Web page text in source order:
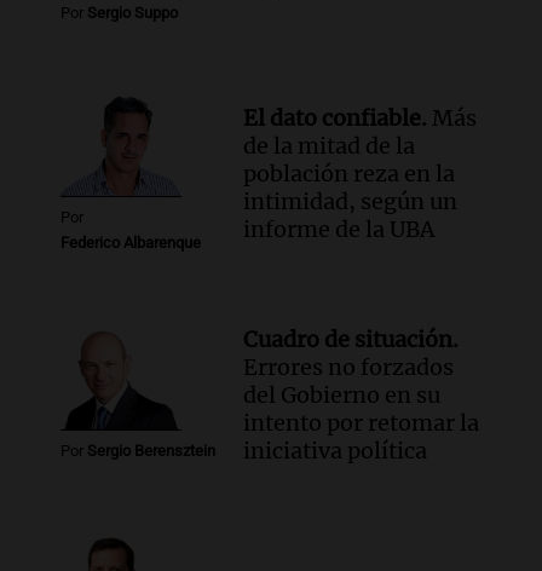
Por Sergio Suppo
Por
Federico Albarenque
El dato confiable. Más
de la mitad de la
población reza en la
intimidad, según un
informe de la UBA
Por Sergio Berensztein
Cuadro de situación.
Errores no forzados
del Gobierno en su
intento por retomar la
iniciativa política